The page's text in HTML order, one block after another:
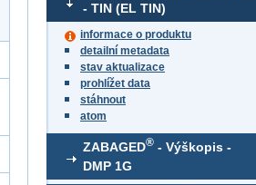
- TIN (EL TIN)
informace o produktu
detailní metadata
stav aktualizace
prohlížet data
stáhnout
atom
ZABAGED® - Výškopis -
DMP 1G